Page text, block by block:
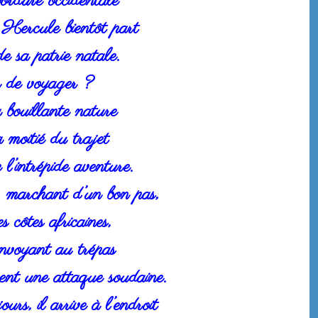
bientôt part
sa patrie natale.
voyager ?
nature
du trajet
aventure.
d’un bon pas,
côtes africaines,
au trépas
une attaque soudaine.
il arrive à l’endroit